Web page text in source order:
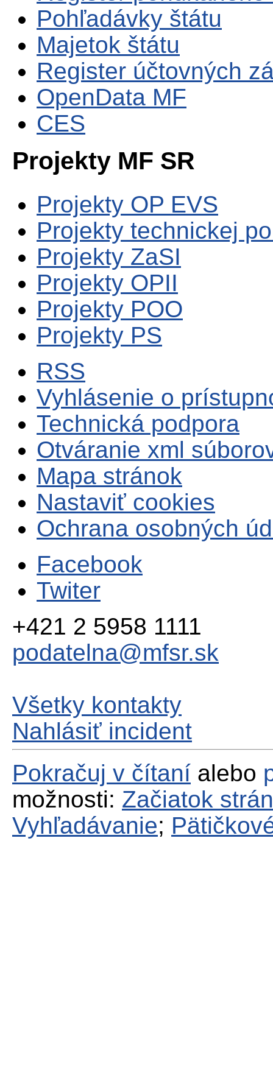
Pohľadávky štátu
Majetok štátu
Register účtovných
OpenData MF
CES
Projekty MF SR
Projekty OP EVS
Projekty technickej
Projekty ZaSI
Projekty OPII
Projekty POO
Projekty PS
RSS
Vyhlásenie o
Technická podpora
Otváranie xml
Mapa stránok
Nastaviť cookies
Ochrana osobných
Facebook
Twiter
+421 2 5958 1111
podatelna@mfsr.sk
Všetky kontakty
Nahlásiť incident
Pokračuj v čítaní alebo
možnosti: Začiatok
Vyhľadávanie;